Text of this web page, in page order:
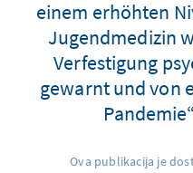
einem erhöhten
Jugendmedizin
Verfestigung
gewarnt und von
Ova publikacija je